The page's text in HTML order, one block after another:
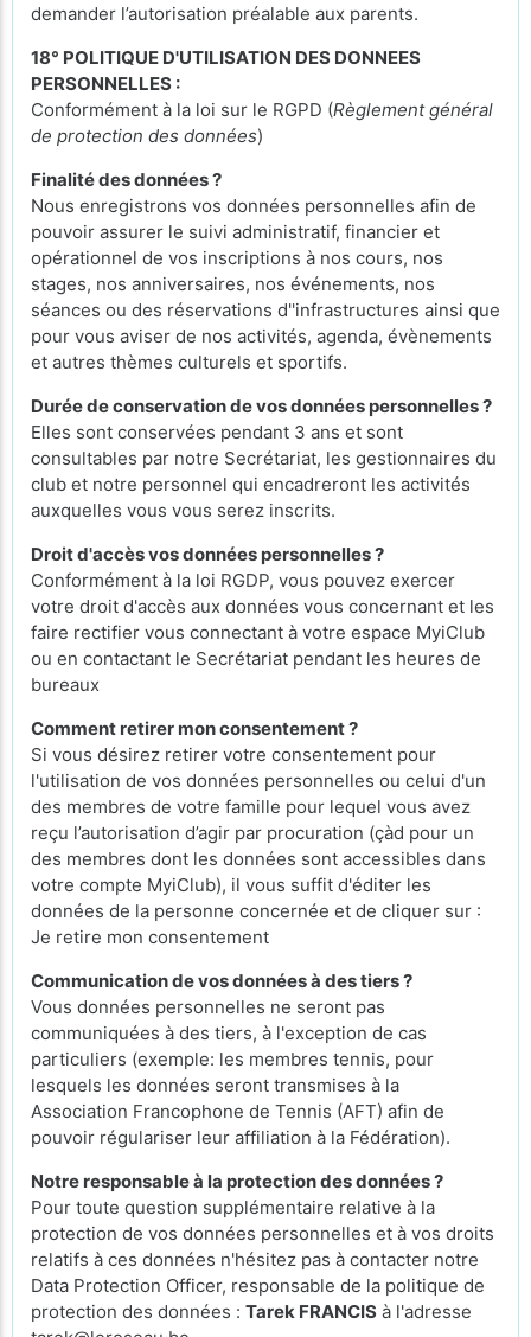
demander l’autorisation préalable aux parents.
18° POLITIQUE D'UTILISATION DES DONNEES
PERSONNELLES :
Conformément à la loi sur le RGPD (Règlement général
de protection des données)
Finalité des données ?
Nous enregistrons vos données personnelles afin de
pouvoir assurer le suivi administratif, financier et
opérationnel de vos inscriptions à nos cours, nos
stages, nos anniversaires, nos événements, nos
séances ou des réservations d''infrastructures ainsi que
pour vous aviser de nos activités, agenda, évènements
et autres thèmes culturels et sportifs.
Durée de conservation de vos données personnelles ?
Elles sont conservées pendant 3 ans et sont
consultables par notre Secrétariat, les gestionnaires du
club et notre personnel qui encadreront les activités
auxquelles vous vous serez inscrits.
Droit d'accès vos données personnelles ?
Conformément à la loi RGDP, vous pouvez exercer
votre droit d'accès aux données vous concernant et les
faire rectifier vous connectant à votre espace MyiClub
ou en contactant le Secrétariat pendant les heures de
bureaux
Comment retirer mon consentement ?
Si vous désirez retirer votre consentement pour
l'utilisation de vos données personnelles ou celui d'un
des membres de votre famille pour lequel vous avez
reçu l’autorisation d’agir par procuration (çàd pour un
des membres dont les données sont accessibles dans
votre compte MyiClub), il vous suffit d'éditer les
données de la personne concernée et de cliquer sur :
Je retire mon consentement
Communication de vos données à des tiers ?
Vous données personnelles ne seront pas
communiquées à des tiers, à l'exception de cas
particuliers (exemple: les membres tennis, pour
lesquels les données seront transmises à la
Association Francophone de Tennis (AFT) afin de
pouvoir régulariser leur affiliation à la Fédération).
Notre responsable à la protection des données ?
Pour toute question supplémentaire relative à la
protection de vos données personnelles et à vos droits
relatifs à ces données n'hésitez pas à contacter notre
Data Protection Officer, responsable de la politique de
protection des données : Tarek FRANCIS à l'adresse